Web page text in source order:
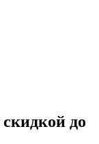
до